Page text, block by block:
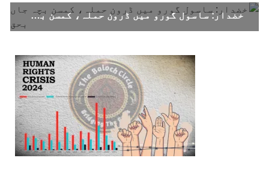
خضدار: ساسول گورو میں ڈرون حملہ، کمسن بچہ جاں بحق